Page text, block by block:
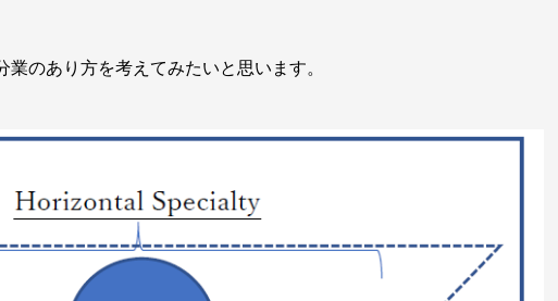
のあり方を考えてみたいと思います。